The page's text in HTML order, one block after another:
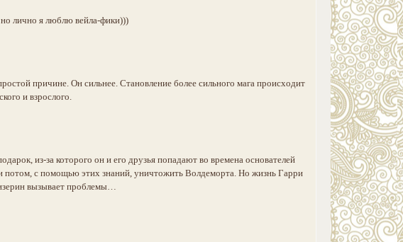
лично я люблю вейла-фики)))
причине. Он сильнее. Становление более сильного мага происходит
и взрослого.
из-за которого он и его друзья попадают во времена основателей
потом, с помощью этих знаний, уничтожить Волдеморта. Но жизнь Гарри
вызывает проблемы…